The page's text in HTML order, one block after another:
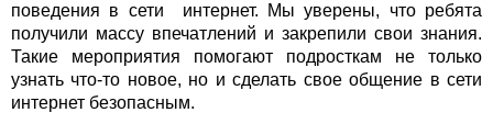
поведения в сети интернет. Мы уверены, что ребята
получили массу впечатлений и закрепили свои знания.
Такие мероприятия помогают подросткам не только
узнать что-то новое, но и сделать свое общение в сети
интернет безопасным.